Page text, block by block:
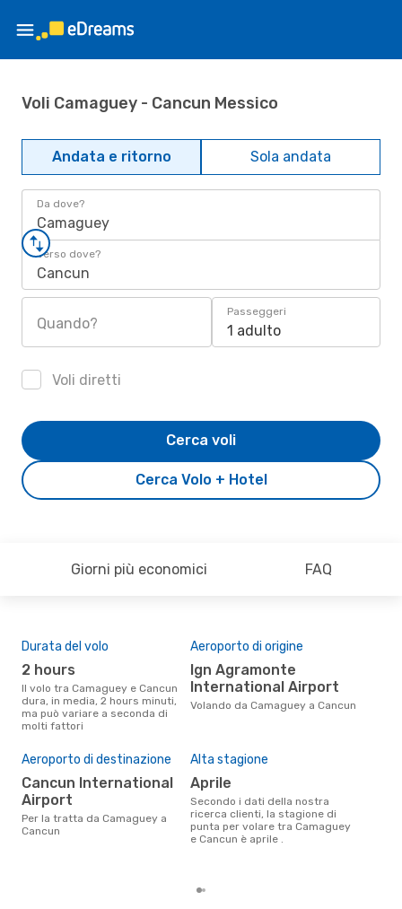
Voli Camaguey - Cancun Messico
Andata e ritorno Sola andata
Da dove?
Camaguey
Verso dove?
Cancun
Quando?
Passeggeri
1 adulto
Voli diretti
Cerca Volo + Hotel
Cerca voli
Giorni più economici FAQ
Durata del volo
2 hours
Il volo tra Camaguey e Cancun
dura, in media, 2 hours minuti,
ma può variare a seconda di
molti fattori
Aeroporto di origine
Ign Agramonte
International Airport
Volando da Camaguey a Cancun
Aeroporto di destinazione
Cancun International
Airport
Per la tratta da Camaguey a
Cancun
Alta stagione
aprile
Secondo i dati della nostra
ricerca clienti, la stagione di
punta per volare tra Camaguey
e Cancun è aprile .